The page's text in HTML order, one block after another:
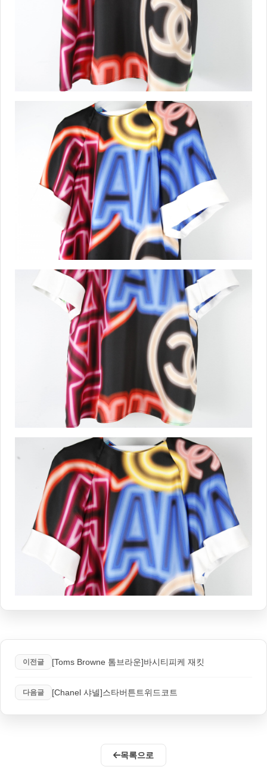
이전글 [Toms Browne 톰브라운]바시티피케 재킷
다음글 [Chanel 샤넬]스타버튼트위드코트
목록으로